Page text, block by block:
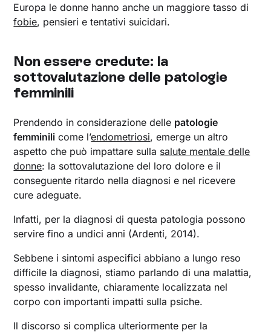
Europa le donne hanno anche un maggiore tasso di
fobie, pensieri e tentativi suicidari.
Non essere credute: la
sottovalutazione delle patologie
femminili
Prendendo in considerazione delle patologie
femminili come l’endometriosi, emerge un altro
aspetto che può impattare sulla salute mentale delle
donne: la sottovalutazione del loro dolore e il
conseguente ritardo nella diagnosi e nel ricevere
cure adeguate.
Infatti, per la diagnosi di questa patologia possono
servire fino a undici anni (Ardenti, 2014).
Sebbene i sintomi aspecifici abbiano a lungo reso
difficile la diagnosi, stiamo parlando di una malattia,
spesso invalidante, chiaramente localizzata nel
corpo con importanti impatti sulla psiche.
Il discorso si complica ulteriormente per la